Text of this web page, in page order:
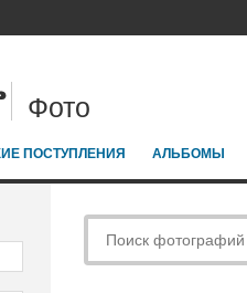
Фото
ПОСТУПЛЕНИЯ АЛЬБОМЫ